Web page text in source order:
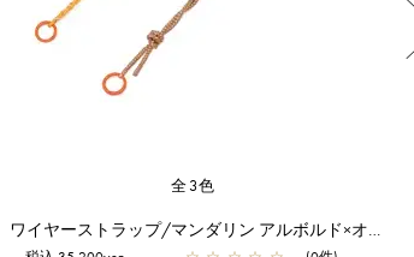
全3色
ワイヤーストラップ/マンダリン アルボルド×オレンジ